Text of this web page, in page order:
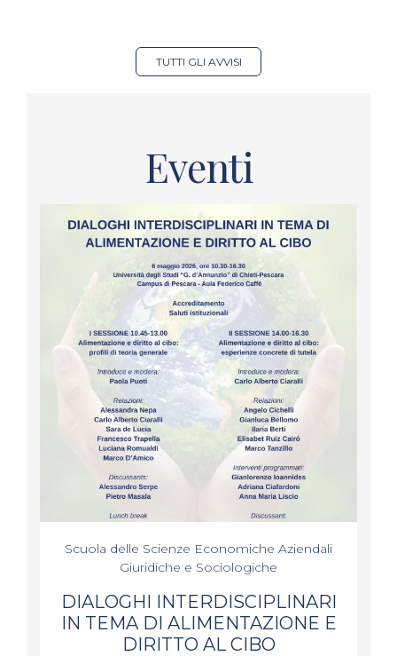
TUTTI GLI AVVISI
Eventi
Scuola delle Scienze Economiche Aziendali
Giuridiche e Sociologiche
DIALOGHI INTERDISCIPLINARI
IN TEMA DI ALIMENTAZIONE E
DIRITTO AL CIBO